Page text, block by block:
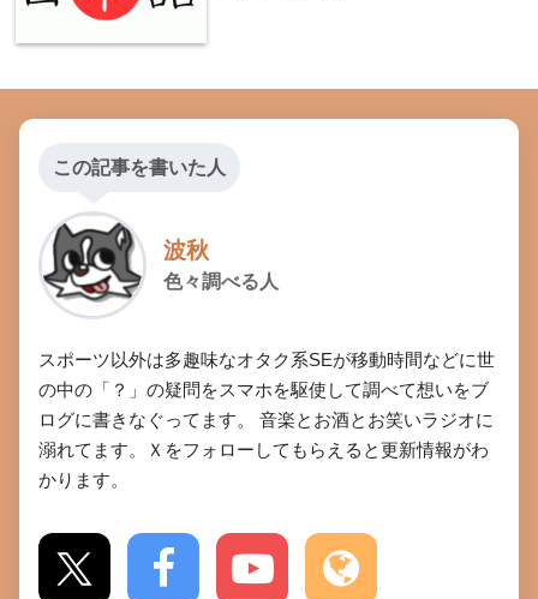
この記事を書いた人
波秋
色々調べる人
スポーツ以外は多趣味なオタク系SEが移動時間などに世
の中の「？」の疑問をスマホを駆使して調べて想いをブ
ログに書きなぐってます。 音楽とお酒とお笑いラジオに
溺れてます。Ｘをフォローしてもらえると更新情報がわ
かります。